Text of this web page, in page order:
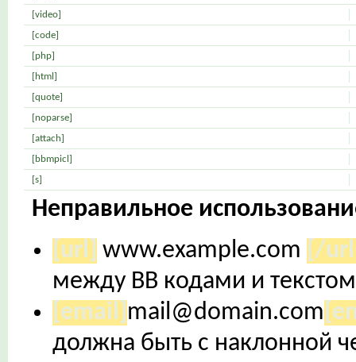
[video]
[code]
[php]
[html]
[quote]
[noparse]
[attach]
[bbmpicl]
[s]
Неправильное
[url] www.example.com [/
между BB кодами и
[email] mail@domain.com
должна быть с наклонной